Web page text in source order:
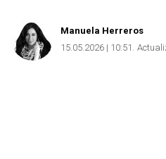
Manuela Herreros
15.05.2026 | 10:51